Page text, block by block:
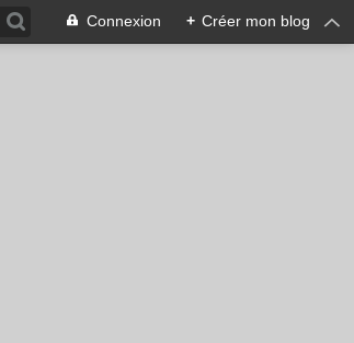
Connexion + Créer mon blog